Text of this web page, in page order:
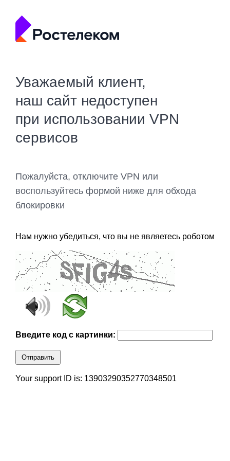
Уважаемый клиент,
наш сайт недоступен
при использовании VPN
сервисов
Пожалуйста, отключите VPN или
воспользуйтесь формой ниже для обхода
блокировки
Нам нужно убедиться, что вы не являетесь роботом
Введите код с картинки:
Отправить
Your support ID is: 13903290352770348501